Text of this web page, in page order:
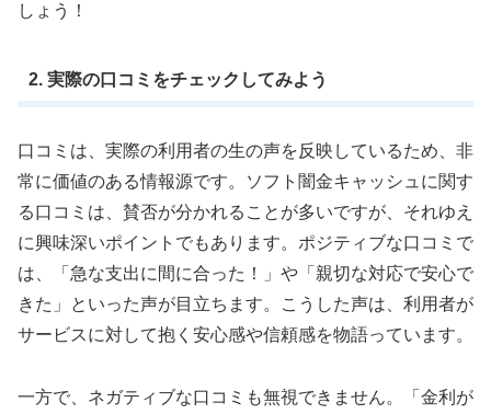
しょう！
2. 実際の口コミをチェックしてみよう
口コミは、実際の利用者の生の声を反映しているため、非
常に価値のある情報源です。ソフト闇金キャッシュに関す
る口コミは、賛否が分かれることが多いですが、それゆえ
に興味深いポイントでもあります。ポジティブな口コミで
は、「急な支出に間に合った！」や「親切な対応で安心で
きた」といった声が目立ちます。こうした声は、利用者が
サービスに対して抱く安心感や信頼感を物語っています。
一方で、ネガティブな口コミも無視できません。「金利が